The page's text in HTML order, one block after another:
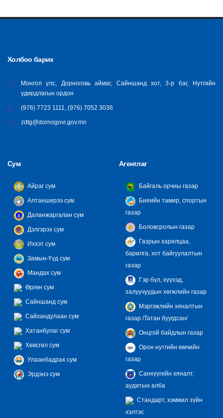
Холбоо барих
Монгол улс, Дорноговь аймаг, Сайншанд хот, 3-р баг, Нутгийн
удирдлагын ордон
(976) 7723 1111, (976) 7052 3036
zdtg@dornogovi.gov.mn
Сум
Айраг сум
Алтанширээ сум
Даланжаргалан сум
Дэлгэрэх сум
Иххэт сум
Замын-Үүд сум
Мандах сум
Өргөн сум
Сайншанд сум
Сайхандулаан сум
Хатанбулаг сум
Хөвсгөл сум
Улаанбадрах сум
Эрдэнэ сум
Агентлаг
Байгаль орчны газар
Биеийн тамир, спортын
газар
Боловсролын газар
Газрын харилцаа,
барилга, хот байгуулалтын
газар
Гэр бүл, хүүхэд,
залуучуудын хөгжлийн газар
Мэргэжлийн хяналтын
газар /Татан буугдсан/
Онцгой байдлын газар
Орон нутгийн өмчийн
газар
Санхүүгийн хяналт,
аудитын алба
Стандарт, хэмжил зүйн
хэлтэс